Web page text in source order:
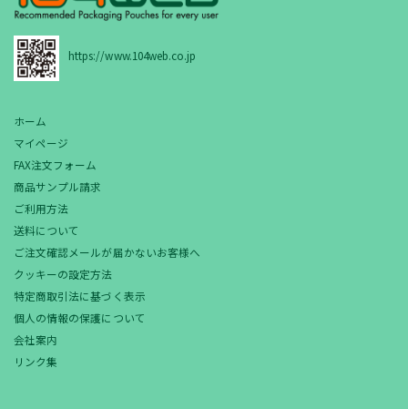
https://www.104web.co.jp
ホーム
マイページ
FAX注文フォーム
商品サンプル請求
ご利用方法
送料について
ご注文確認メールが届かないお客様へ
クッキーの設定方法
特定商取引法に基づく表示
個人の情報の保護について
会社案内
リンク集